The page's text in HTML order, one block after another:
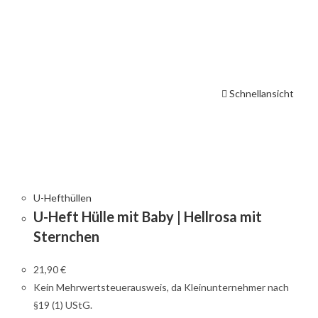
Schnellansicht
U-Hefthüllen
U-Heft Hülle mit Baby | Hellrosa mit
Sternchen
21,90€
Kein Mehrwertsteuerausweis, da Kleinunternehmer nach
§19 (1) UStG.